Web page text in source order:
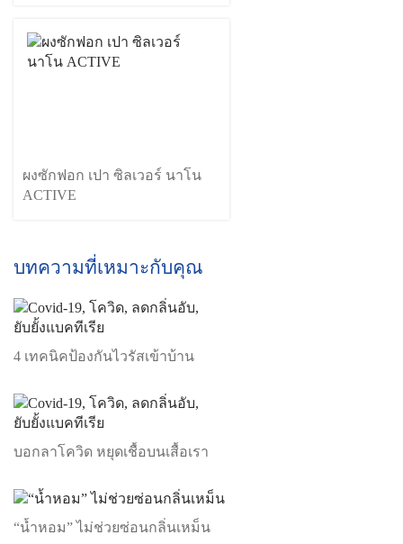
ผงซักฟอก เปา ซิลเวอร์ นาโน
ACTIVE
บทความที่เหมาะกับคุณ
4 เทคนิคป้องกันไวรัสเข้าบ้าน
บอกลาโควิด หยุดเชื้อบนเสื้อเรา
“น้ำหอม” ไม่ช่วยซ่อนกลิ่นเหม็น